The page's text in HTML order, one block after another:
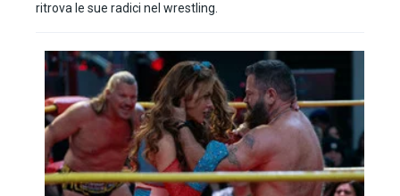
ritrova le sue radici nel wrestling.